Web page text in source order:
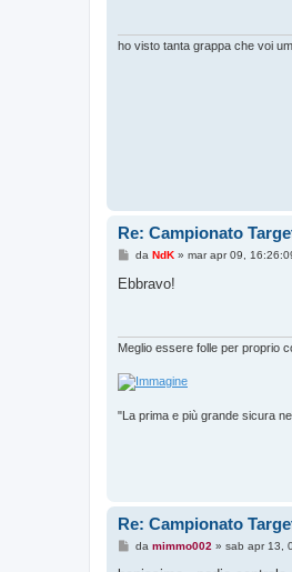
i
ho visto tanta grappa che voi
Re: Campionato
M
s
i
da NdK» mar apr 09,
Ebbravo!
Meglio essere folle per proprio
"La prima e più grande sicura
Re: Campionato
Mda mimmo002 » sab apr 13,